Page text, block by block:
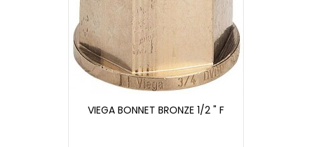
VIEGA BONNET BRONZE 1/2 " F